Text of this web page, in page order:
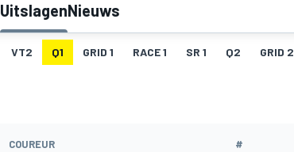
UitslagenNieuws
VT2 Q1 GRID 1 RACE 1 SR 1 Q2 GRID 2
COUREUR #